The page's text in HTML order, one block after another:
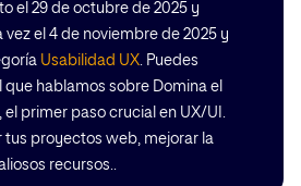
el 29 de octubre de 2025 y
el 4 de noviembre de 2025 y
Usabilidad UX. Puedes
hablamos sobre Domina el
primer paso crucial en UX/UI.
proyectos web, mejorar la
recursos..